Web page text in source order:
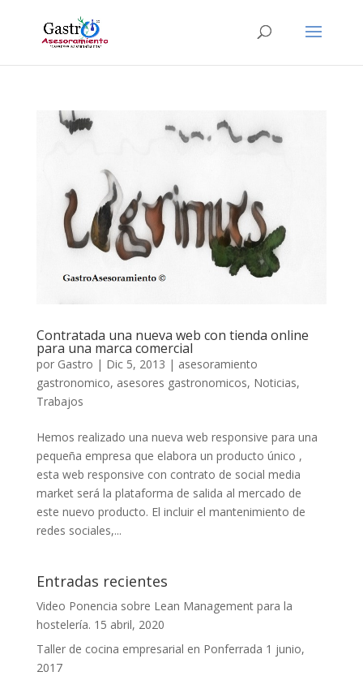
Contratada una nueva web con tienda online
para una marca comercial
por Gastro | Dic 5, 2013 | asesoramiento
gastronomico, asesores gastronomicos, Noticias,
Trabajos
Hemos realizado una nueva web responsive para una
pequeña empresa que elabora un producto único ,
esta web responsive con contrato de social media
market será la plataforma de salida al mercado de
este nuevo producto. El incluir el mantenimiento de
redes sociales,...
Entradas recientes
Video Ponencia sobre Lean Management para la
hostelería. 15 abril, 2020
Taller de cocina empresarial en Ponferrada 1 junio,
2017